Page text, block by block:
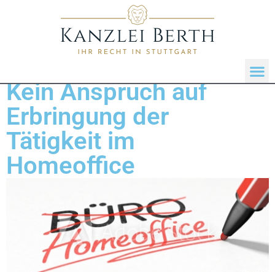
Kein Anspruch auf
Erbringung der
Tätigkeit im
Homeoffice